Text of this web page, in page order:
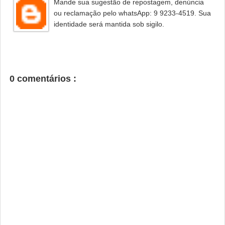
Mande sua sugestão de repostagem, denúncia
ou reclamação pelo whatsApp: 9 9233-4519. Sua
identidade será mantida sob sigilo.
0 comentários :